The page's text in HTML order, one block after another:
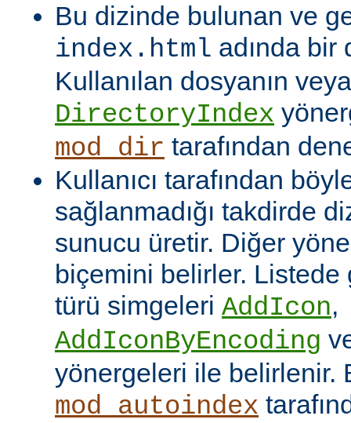
Bu dizinde bulunan ve
index.html adında bir
Kullanılan dosyanın
DirectoryIndex
mod_dir tarafından
Kullanıcı tarafından
sağlanmadığı takdirde
sunucu üretir. Diğer
biçemini belirler.
türü simgeleri AddIcon,
AddIconByEncoding
yönergeleri ile belirlenir.
mod_autoindex